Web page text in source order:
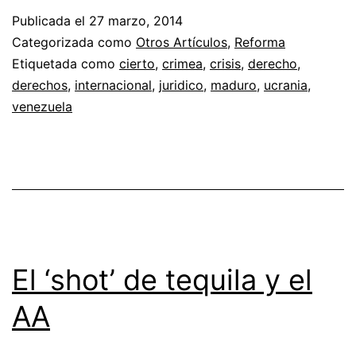
Publicada el 27 marzo, 2014
Categorizada como Otros Artículos, Reforma
Etiquetada como cierto, crimea, crisis, derecho,
derechos, internacional, juridico, maduro, ucrania,
venezuela
El ‘shot’ de tequila y el
AA